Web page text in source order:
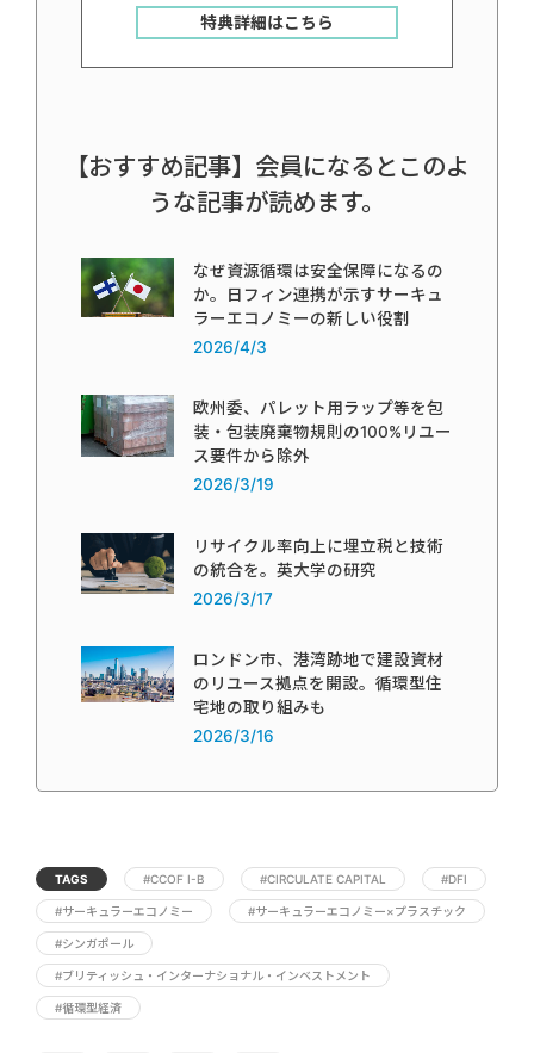
特典詳細はこちら
【おすすめ記事】会員になるとこのよ
うな記事が読めます。
なぜ資源循環は安全保障になるの
か。日フィン連携が示すサーキュ
ラーエコノミーの新しい役割
2026/4/3
欧州委、パレット用ラップ等を包
装・包装廃棄物規則の100%リユー
ス要件から除外
2026/3/19
リサイクル率向上に埋立税と技術
の統合を。英大学の研究
2026/3/17
ロンドン市、港湾跡地で建設資材
のリユース拠点を開設。循環型住
宅地の取り組みも
2026/3/16
TAGS #CCOF I-B #CIRCULATE CAPITAL #DFI
#サーキュラーエコノミー #サーキュラーエコノミー×プラスチック
#シンガポール
#ブリティッシュ・インターナショナル・インベストメント
#循環型経済